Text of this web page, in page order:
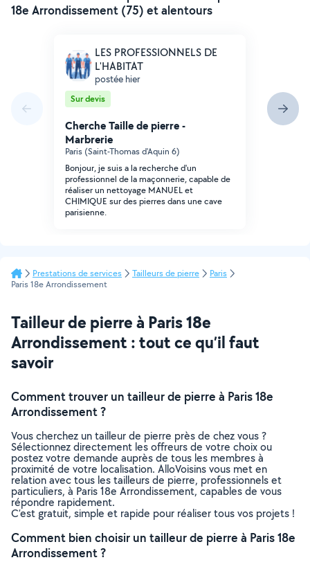
18e Arrondissement (75) et alentours
LES PROFESSIONNELS DE
L'HABITAT
postée hier
Sur devis
Cherche Taille de pierre -
Marbrerie
Paris (Saint-Thomas d'Aquin 6)
Bonjour, je suis a la recherche d'un
professionnel de la maçonnerie, capable de
réaliser un nettoyage MANUEL et
CHIMIQUE sur des pierres dans une cave
parisienne.
Prestations de services Tailleurs de pierre
Paris
Paris 18e Arrondissement
Tailleur de pierre à Paris 18e
Arrondissement : tout ce qu’il faut
savoir
Comment trouver un tailleur de pierre à Paris 18e
Arrondissement ?
Vous cherchez un tailleur de pierre près de chez vous ?
Sélectionnez directement les offreurs de votre choix ou
postez votre demande auprès de tous les membres à
proximité de votre localisation. AlloVoisins vous met en
relation avec tous les tailleurs de pierre, professionnels et
particuliers, à Paris 18e Arrondissement, capables de vous
répondre rapidement.
C’est gratuit, simple et rapide pour réaliser tous vos projets !
Comment bien choisir un tailleur de pierre à Paris 18e
Arrondissement ?